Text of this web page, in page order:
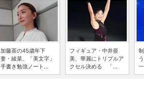
加藤茶の45歳年下
妻・綾菜、「美文字」
手書き勉強ノート...
フィギュア・中井亜
美、華麗にトリプルア
クセル決める 「...